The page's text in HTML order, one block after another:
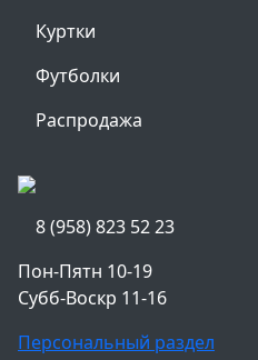
Куртки
Футболки
Распродажа
8 (958) 823 52 23
Пон-Пятн 10-19
Субб-Воскр 11-16
Персональный раздел